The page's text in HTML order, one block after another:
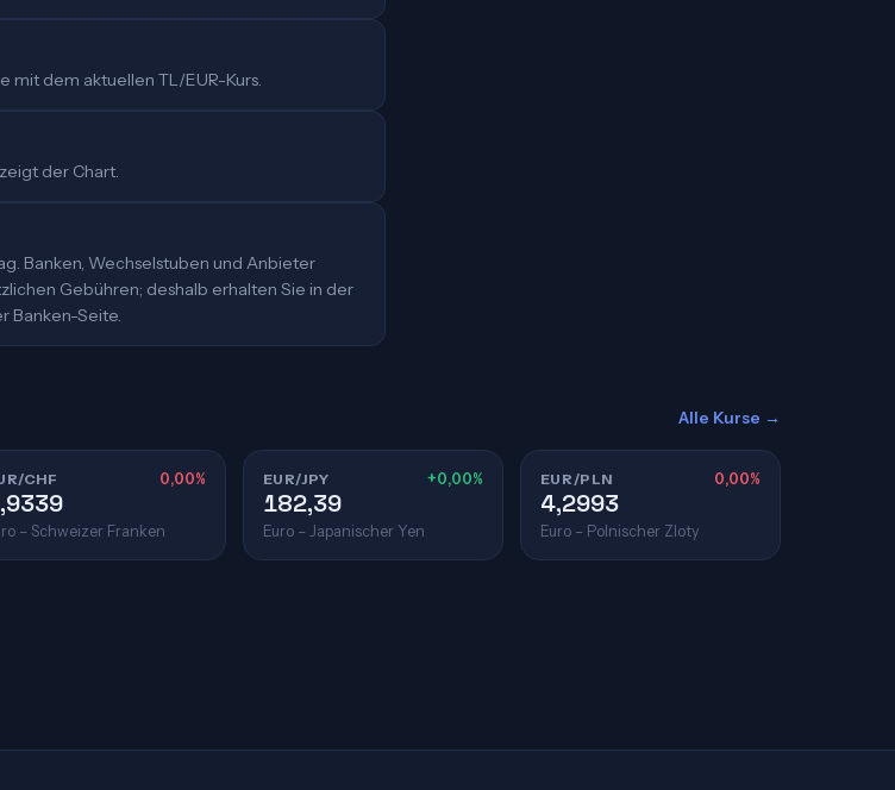
mit dem aktuellen TL/EUR-Kurs.
der Chart.
Banken, Wechselstuben und Anbieter
Gebühren; deshalb erhalten Sie in der
Banken-Seite.
Alle Kurse →
CHF 0,00%
– Schweizer Franken
EUR/JPY +0,00%
182,39
Euro – Japanischer Yen
EUR/PLN 0,00%
4,2993
Euro – Polnischer Zloty